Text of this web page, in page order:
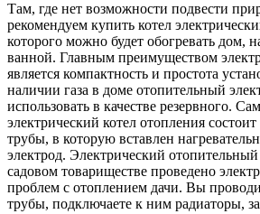
Там, где нет возможности подвести
рекомендуем купить котел
которого можно будет обогревать дом,
ванной. Главным преимуществом
является компактность и простота
наличии газа в доме отопительный
использовать в качестве резервного.
электрический котел отопления состоит
трубы, в которую вставлен
электрод. Электрический
садовом товариществе проведено
проблем с отоплением дачи. Вы
трубы, подключаете к ним радиаторы,